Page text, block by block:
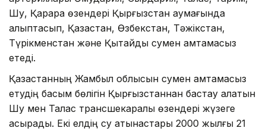
Шу, Қарқара өзендері Қырғызстан аумағында
қалыптасып, Қазақстан, Өзбекстан, Тәжікстан,
Түрікменстан және Қытайды сумен қамтамасыз
етеді.
Қазақстанның Жамбыл облысын сумен қамтамасыз
етудің басым бөлігін Қырғызстаннан бастау алатын
Шу мен Талас трансшекаралық өзендері жүзеге
асырады. Екі елдің су қатынастары 2000 жылғы 21